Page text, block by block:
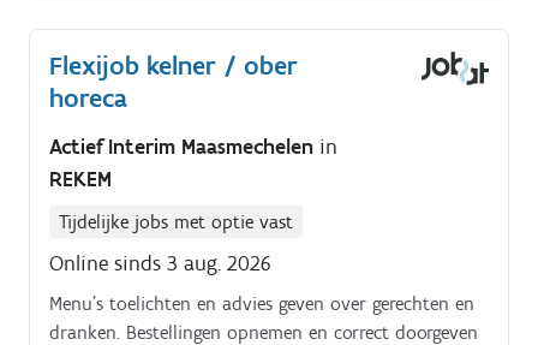
Flexijob kelner / ober
horeca
Actief Interim Maasmechelen in
REKEM
Tijdelijke jobs met optie vast
Online sinds 3 aug. 2026
Menu’s toelichten en advies geven over gerechten en
dranken. Bestellingen opnemen en correct doorgeven